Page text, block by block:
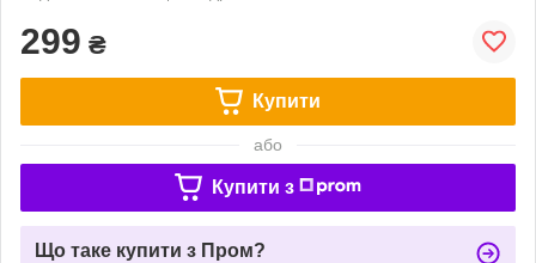
299 ₴
Купити
або
Купити з
Що таке купити з Пром?